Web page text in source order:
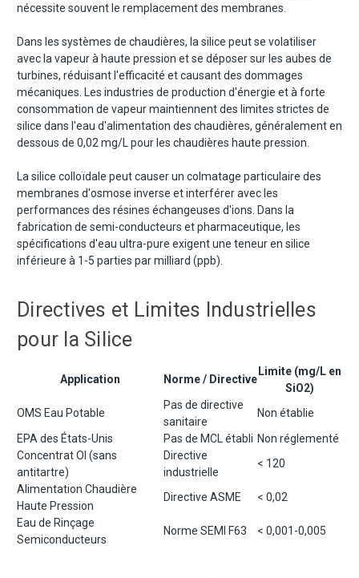
nécessite souvent le remplacement des membranes.
Dans les systèmes de chaudières, la silice peut se volatiliser
avec la vapeur à haute pression et se déposer sur les aubes de
turbines, réduisant l'efficacité et causant des dommages
mécaniques. Les industries de production d'énergie et à forte
consommation de vapeur maintiennent des limites strictes de
silice dans l'eau d'alimentation des chaudières, généralement en
dessous de 0,02 mg/L pour les chaudières haute pression.
La silice colloïdale peut causer un colmatage particulaire des
membranes d'osmose inverse et interférer avec les
performances des résines échangeuses d'ions. Dans la
fabrication de semi-conducteurs et pharmaceutique, les
spécifications d'eau ultra-pure exigent une teneur en silice
inférieure à 1-5 parties par milliard (ppb).
Directives et Limites Industrielles
pour la Silice
Application Norme / Directive
Limite (mg/L en
SiO2)
OMS Eau Potable
Pas de directive
sanitaire
Non établie
EPA des États-Unis
Pas de MCL établi Non réglementé
Concentrat OI (sans
antitartre)
Directive
industrielle
< 120
Alimentation Chaudière
Haute Pression
Directive ASME
< 0,02
Eau de Rinçage
Semiconducteurs
Norme SEMI F63 < 0,001-0,005